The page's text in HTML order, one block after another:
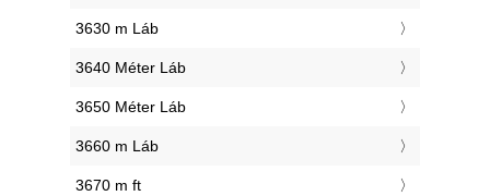
3630 m Láb
3640 Méter Láb
3650 Méter Láb
3660 m Láb
3670 m ft